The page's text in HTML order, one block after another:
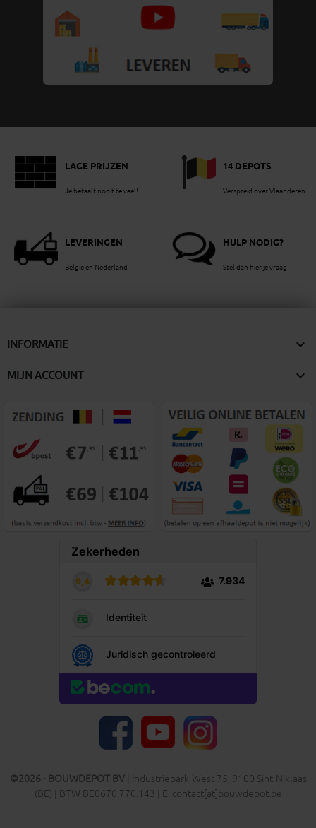
LAGE PRIJZEN
Je betaalt nooit te veel!
14 DEPOTS
Verspreid over Vlaanderen
LEVERINGEN
België en Nederland
HULP NODIG?
Stel dan hier je vraag
INFORMATIE 
MIJN ACCOUNT 
©2026 - BOUWDEPOT BV| Industriepark-West 75, 9100 Sint-Niklaas
(BE) | BTW BE0670.770.143 | E. contact[at]bouwdepot.be